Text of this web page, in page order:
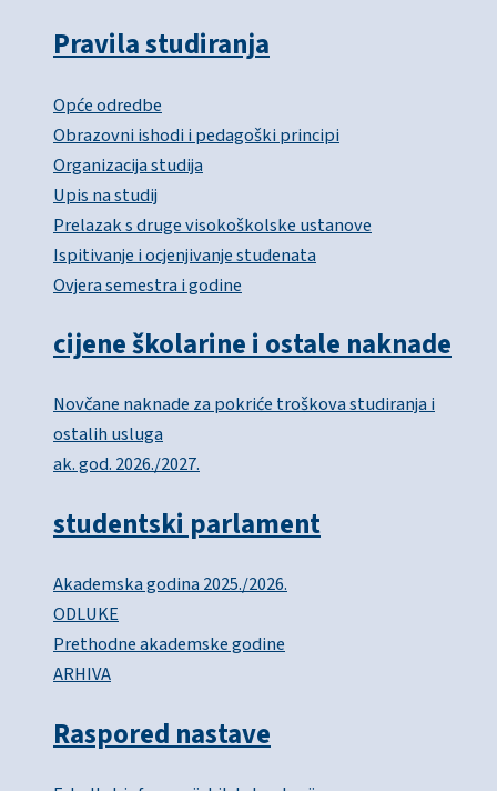
Pravila studiranja
Opće odredbe
Obrazovni ishodi i pedagoški principi
Organizacija studija
Upis na studij
Prelazak s druge visokoškolske ustanove
Ispitivanje i ocjenjivanje studenata
Ovjera semestra i godine
cijene školarine i ostale naknade
Novčane naknade za pokriće troškova studiranja i
ostalih usluga
ak. god. 2026./2027.
studentski parlament
Akademska godina 2025./2026.
ODLUKE
Prethodne akademske godine
ARHIVA
Raspored nastave